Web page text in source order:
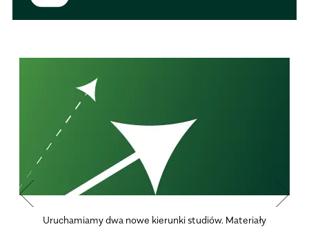
Uruchamiamy dwa nowe kierunki studiów. Materiały